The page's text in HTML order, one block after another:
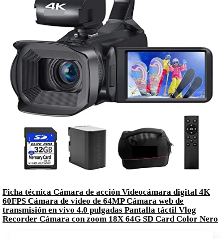
Ficha técnica Cámara de acción Videocámara digital 4K
60FPS Cámara de video de 64MP Cámara web de
transmisión en vivo 4.0 pulgadas Pantalla táctil Vlog
Recorder Cámara con zoom 18X 64G SD Card Color Nero